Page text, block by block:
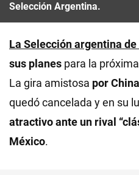
Selección Argentina.
La Selección argentina
sus planes para la
La gira amistosa por China
quedó cancelada y en su
atractivo ante un rival
México.